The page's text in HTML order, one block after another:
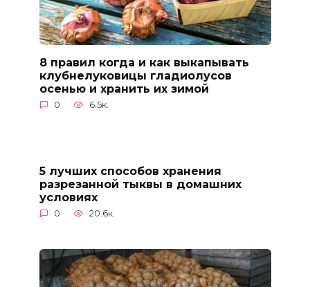
8 правил когда и как выкапывать
клубнелуковицы гладиолусов
осенью и хранить их зимой
0 6.5к.
5 лучших способов хранения
разрезанной тыквы в домашних
условиях
0 20.6к.